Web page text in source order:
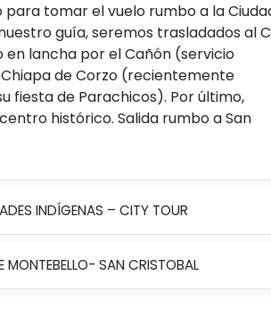
tomar el vuelo rumbo a la
guía, seremos trasladados al
lancha por el Cañón (servicio
de Corzo (recientemente
fiesta de Parachicos). Por último,
histórico. Salida rumbo a San
INDÍGENAS – CITY TOUR
SAN CRISTOBAL